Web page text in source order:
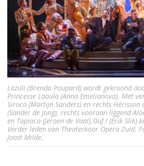
Lazuli (Brenda Poupard) wordt gekroond
Princesse Laoula (Anna Emelianova). Met
Siroco (Martijn Sanders) en rechts Hérisson
(Sander de Jong), rechts vooraan liggend
en Tapioca (Jeroen de Vaal).Ouf I (Erik Slik)
Verder leden van Theaterkoor Opera Zuid.
Joost Milde.